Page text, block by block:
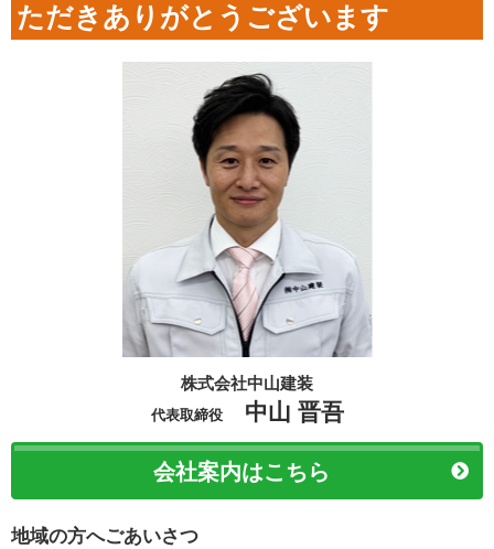
ただきありがとうございます
株式会社中山建装
代表取締役 中山 晋吾
会社案内はこちら
地域の方へごあいさつ